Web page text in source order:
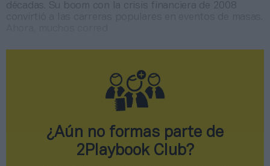
décadas. Su boom con la crisis financiera de 2008
¿Aún no formas parte de
2Playbook Club?